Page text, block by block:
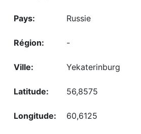
Russie
-
Yekaterinburg
56,8575
60,6125